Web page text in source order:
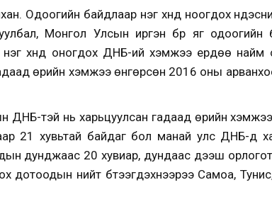
Одоогийн байдлаар нэг хүнд ноогдох
Монгол Улсын иргэн бүр яг
нэг хүнд оногдох ДНБ-ий хэмжээ ердөө найм
өрийн хэмжээ өнгөрсөн 2016 оны
ДНБ-тэй нь харьцуулсан гадаад өрийн
21 хувьтай байдаг бол манай улс ДНБ-д
дунджаас 20 хувиар, дундаас дээш
дотоодын нийт бүтээгдэхүүнээрээ Самоа,